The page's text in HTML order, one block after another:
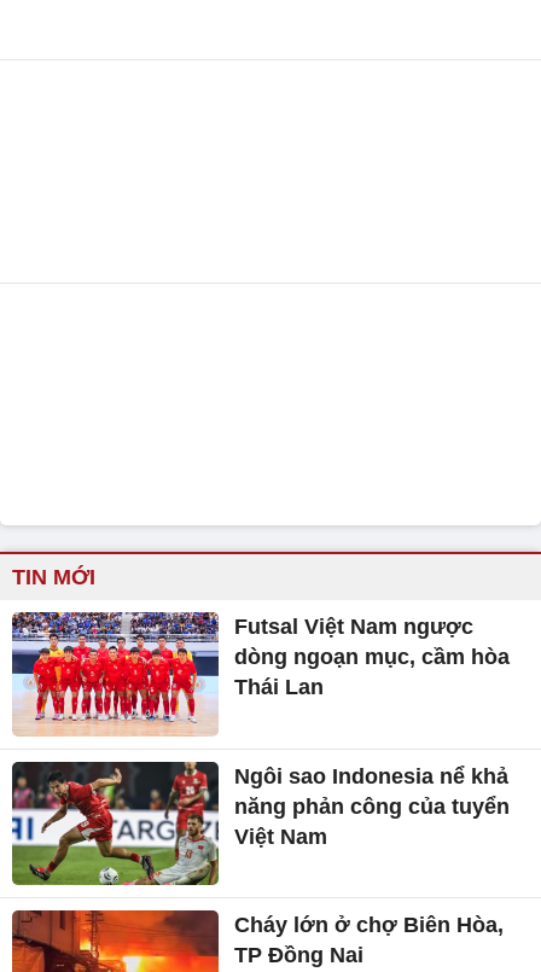
TIN MỚI
Futsal Việt Nam ngược
dòng ngoạn mục, cầm hòa
Thái Lan
Ngôi sao Indonesia nể khả
năng phản công của tuyển
Việt Nam
Cháy lớn ở chợ Biên Hòa,
TP Đồng Nai